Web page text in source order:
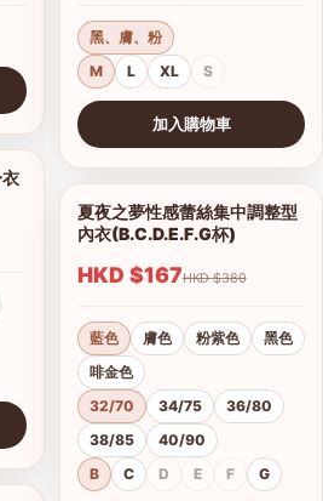
黑、膚、粉
M
L XL S
加入購物車
1/15
查看圖片
夏夜之夢性感蕾絲集中調整型
內衣(B.C.D.E.F.G杯)
HKD $167 HKD $380
藍色 膚色 粉紫色
黑色
啡金色
32/70
34/75
36/80
38/85
40/90
B
C D E F G